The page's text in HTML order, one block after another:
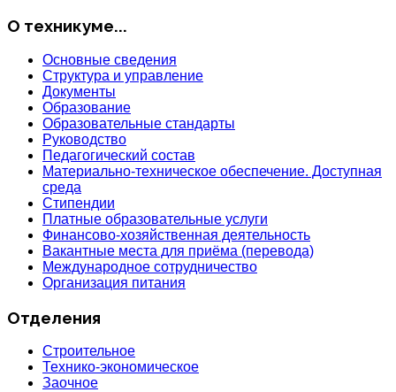
О техникуме...
Основные сведения
Структура и управление
Документы
Образование
Образовательные стандарты
Руководство
Педагогический состав
Материально-техническое обеспечение. Доступная
среда
Стипендии
Платные образовательные услуги
Финансово-хозяйственная деятельность
Вакантные места для приёма (перевода)
Международное сотрудничество
Организация питания
Отделения
Строительное
Технико-экономическое
Заочное